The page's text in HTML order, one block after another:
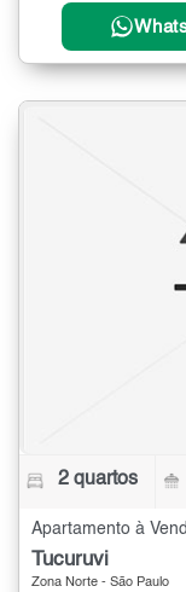
2 quartos
Apartamento à
Tucuruvi
Zona Norte - São Paulo